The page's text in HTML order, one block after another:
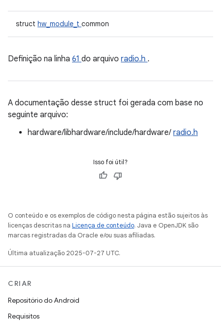
struct hw_module_t common
Definição na linha 61 do arquivo radio.h .
A documentação desse struct foi gerada com base no
seguinte arquivo:
hardware/libhardware/include/hardware/ radio.h
Isso foi útil?
O conteúdo e os exemplos de código nesta página estão sujeitos às
licenças descritas na Licença de conteúdo. Java e OpenJDK são
marcas registradas da Oracle e/ou suas afiliadas.
Última atualização 2025-07-27 UTC.
CRIAR
Repositório do Android
Requisitos